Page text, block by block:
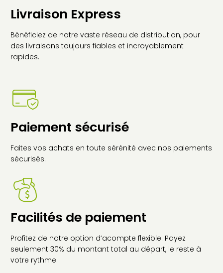
Livraison Express
Bénéficiez de notre vaste réseau de distribution, pour
des livraisons toujours fiables et incroyablement
rapides.
Paiement sécurisé
Faites vos achats en toute sérénité avec nos paiements
sécurisés.
Facilités de paiement
Profitez de notre option d’acompte flexible. Payez
seulement 30% du montant total au départ, le reste à
votre rythme.